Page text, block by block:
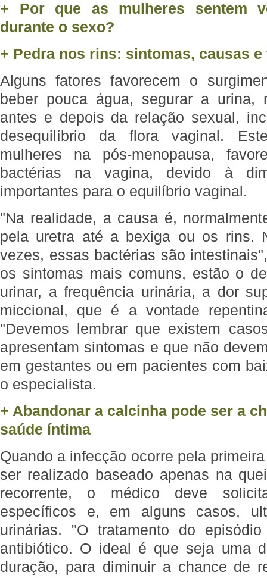
+ Por que as mulheres sentem
durante o sexo?
+ Pedra nos rins: sintomas, causas
Alguns fatores favorecem o
beber pouca água, segurar a urina,
antes e depois da relação sexual,
desequilíbrio da flora vaginal.
mulheres na pós-menopausa,
bactérias na vagina, devido à
importantes para o equilíbrio vaginal.
"Na realidade, a causa é,
pela uretra até a bexiga ou os rins.
vezes, essas bactérias são
os sintomas mais comuns, estão o
urinar, a frequência urinária, a dor
miccional, que é a vontade
"Devemos lembrar que existem
apresentam sintomas e que não
em gestantes ou em pacientes com
o especialista.
+ Abandonar a calcinha pode ser a
saúde íntima
Quando a infecção ocorre pela
ser realizado baseado apenas na
recorrente, o médico deve
específicos e, em alguns casos,
urinárias. "O tratamento do
antibiótico. O ideal é que seja uma
duração, para diminuir a chance de